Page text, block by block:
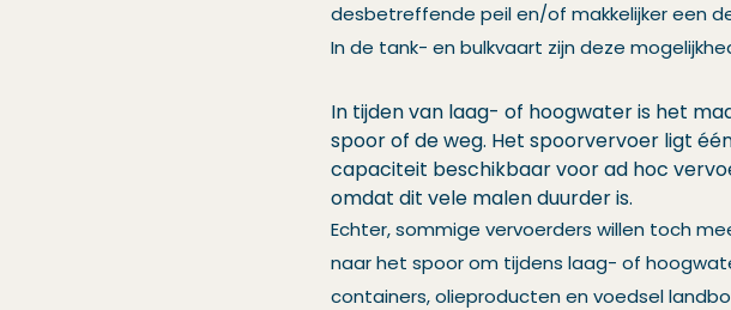
desbetreffende peil en/of makkelijker een
In de tank- en bulkvaart zijn deze
In tijden van laag- of hoogwater is het
spoor of de weg. Het spoorvervoer ligt
capaciteit beschikbaar voor ad hoc
omdat dit vele malen duurder is.
Echter, sommige vervoerders willen toch
naar het spoor om tijdens laag- of
containers, olieproducten en voedsel